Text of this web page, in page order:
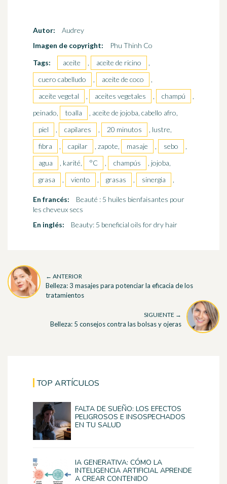
Autor:
Audrey
Imagen de copyright:
Phu Thinh Co
Tags:
aceite , aceite de ricino
,
cuero cabelludo
, aceite de coco
,
aceite vegetal
, aceites vegetales , champú
,
peinado,
toalla
, aceite de jojoba, cabello afro,
piel
, capilares , 20 minutos
, lustre,
fibra
, capilar , zapote, masaje , sebo
,
agua
, karité, °C , champús
, jojoba,
grasa
, viento , grasas , sinergia ,
En francés:
Beauté : 5 huiles bienfaisantes pour
les cheveux secs
En inglés:
Beauty: 5 beneficial oils for dry hair
← ANTERIOR
Belleza: 3 masajes para potenciar la eficacia de los
tratamientos
SIGUIENTE →
Belleza: 5 consejos contra las bolsas y ojeras
TOP ARTÍCULOS
FALTA DE SUEÑO: LOS EFECTOS
PELIGROSOS E INSOSPECHADOS
EN TU SALUD
IA GENERATIVA: CÓMO LA
INTELIGENCIA ARTIFICIAL APRENDE
A CREAR CONTENIDO